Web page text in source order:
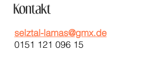
selztal-lamas@gmx.de
0151 121 096 15